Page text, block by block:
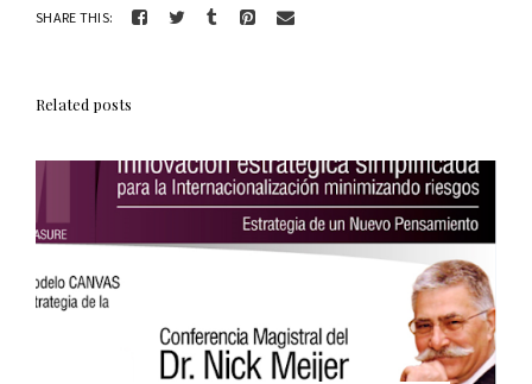
SHARE THIS:
Related posts